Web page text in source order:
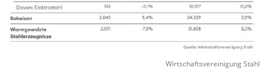
Wirtschaftsvereinigung Stahl